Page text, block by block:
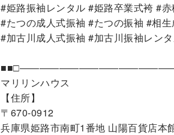
#姫路振袖レンタル #姫路卒業式袴 #
#たつの成人式振袖 #たつの振袖 #相
#加古川成人式振袖 #加古川振袖レン
マリリンハウス
【住所】
〒670-0912
兵庫県姫路市南町1番地 山陽百貨店本